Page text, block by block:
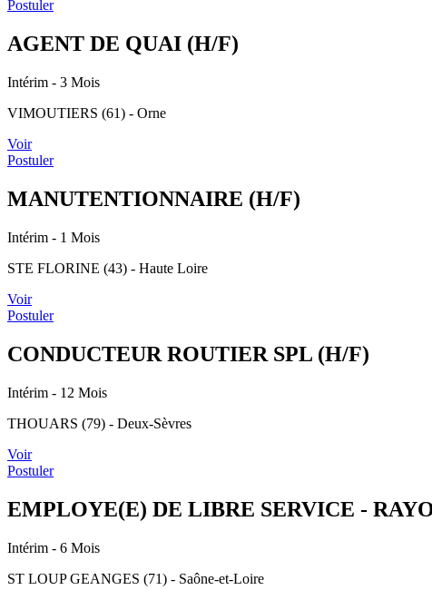
Postuler
AGENT DE QUAI (H/F)
Intérim - 3 Mois
VIMOUTIERS (61) - Orne
Voir
Postuler
MANUTENTIONNAIRE (H/F)
Intérim - 1 Mois
STE FLORINE (43) - Haute Loire
Voir
Postuler
CONDUCTEUR ROUTIER SPL (H/F)
Intérim - 12 Mois
THOUARS (79) - Deux-Sèvres
Voir
Postuler
EMPLOYE(E) DE LIBRE SERVICE -
Intérim - 6 Mois
ST LOUP GEANGES (71) - Saône-et-Loire